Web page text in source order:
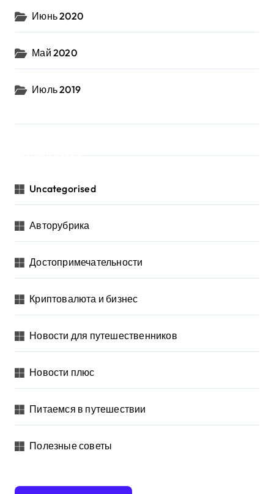
Июнь 2020
Май 2020
Июль 2019
Uncategorised
Авторубрика
Достопримечательности
Криптовалюта и бизнес
Новости для путешественников
Новости плюс
Питаемся в путешествии
Полезные советы